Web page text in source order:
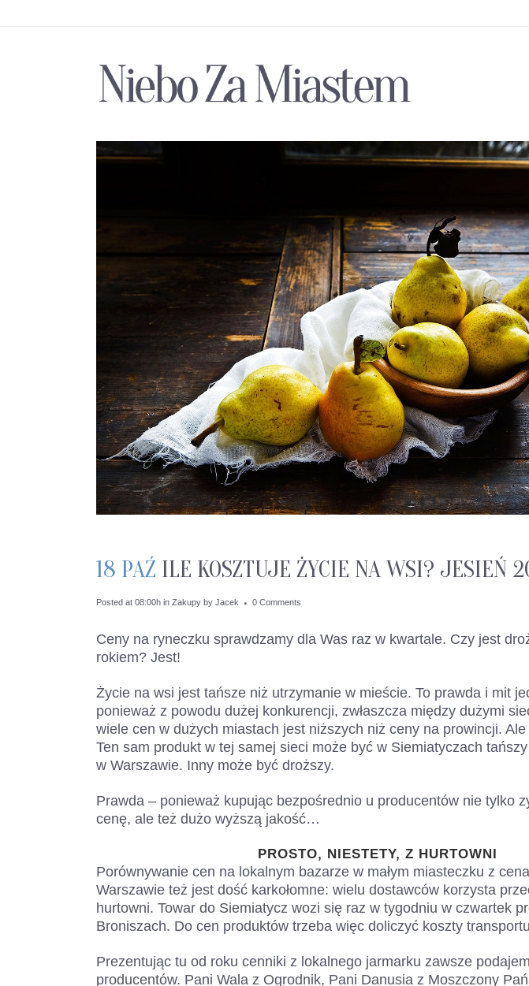
18 PAŹ ILE KOSZTUJE ŻYCIE NA WSI? JESIEŃ
Posted at 08:00h in Zakupy by Jacek 0 Comments
Ceny na ryneczku sprawdzamy dla Was raz w kwartale. Czy jest
rokiem? Jest!
Życie na wsi jest tańsze niż utrzymanie w mieście. To prawda i mit
ponieważ z powodu dużej konkurencji, zwłaszcza między dużymi
wiele cen w dużych miastach jest niższych niż ceny na prowincji. Ale
Ten sam produkt w tej samej sieci może być w Siemiatyczach
w Warszawie. Inny może być droższy.
Prawda – ponieważ kupując bezpośrednio u producentów nie tylko
cenę, ale też dużo wyższą jakość…
PROSTO, NIESTETY, Z HURTOWNI
Porównywanie cen na lokalnym bazarze w małym miasteczku z
Warszawie też jest dość karkołomne: wielu dostawców korzysta
hurtowni. Towar do Siemiatycz wozi się raz w tygodniu w czwartek
Broniszach. Do cen produktów trzeba więc doliczyć koszty
Prezentując tu od roku cenniki z lokalnego jarmarku zawsze
producentów. Pani Wala z Ogrodnik, Pani Danusia z Moszczony